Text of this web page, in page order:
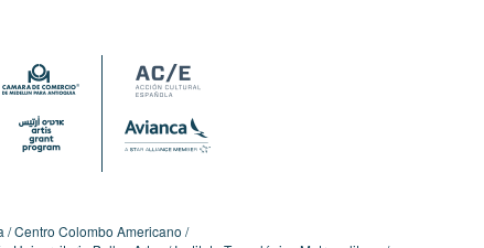
Centro Colombo Americano